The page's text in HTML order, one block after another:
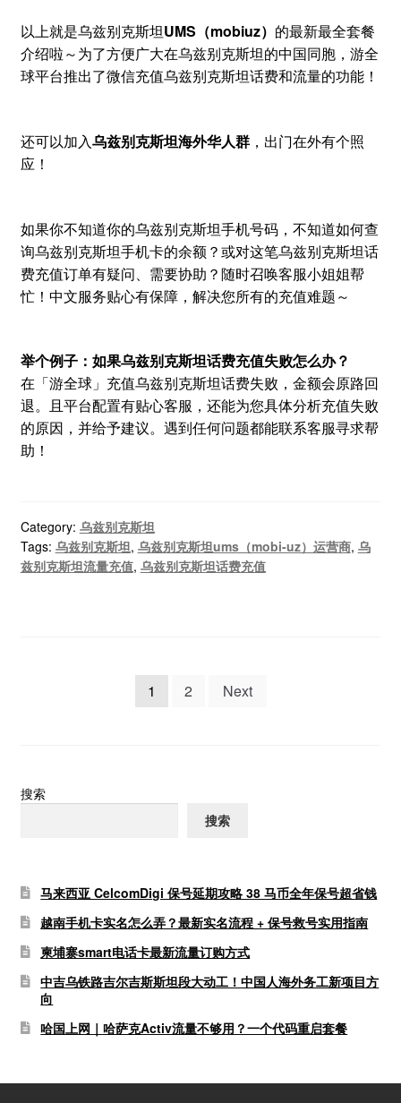
以上就是乌兹别克斯坦UMS（mobiuz） 的最新最全套餐
介绍啦～为了方便广大在乌兹别克斯坦的中国同胞，游全
球平台推出了微信充值乌兹别克斯坦话费和流量的功能！
还可以加入乌兹别克斯坦海外华人群，出门在外有个照
应！
如果你不知道你的乌兹别克斯坦手机号码，不知道如何查
询乌兹别克斯坦手机卡的余额？或对这笔乌兹别克斯坦话
费充值订单有疑问、需要协助？随时召唤客服小姐姐帮
忙！中文服务贴心有保障，解决您所有的充值难题～
举个例子：如果乌兹别克斯坦话费充值失败怎么办？
在「游全球」充值乌兹别克斯坦话费失败，金额会原路回
退。且平台配置有贴心客服，还能为您具体分析充值失败
的原因，并给予建议。遇到任何问题都能联系客服寻求帮
助！
Category: 乌兹别克斯坦
Tags: 乌兹别克斯坦, 乌兹别克斯坦ums（mobi-uz）运营商, 乌
兹别克斯坦流量充值, 乌兹别克斯坦话费充值
页
1 2 Next
搜索
搜索
马来西亚 CelcomDigi 保号延期攻略 38 马币全年保号超省钱
越南手机卡实名怎么弄？最新实名流程 + 保号救号实用指南
柬埔寨smart电话卡最新流量订购方式
中吉乌铁路吉尔吉斯斯坦段大动工！中国人海外务工新项目方
向
哈国上网｜哈萨克Activ流量不够用？一个代码重启套餐